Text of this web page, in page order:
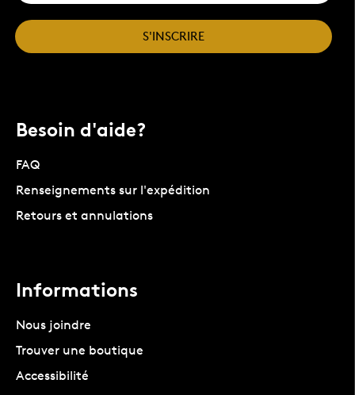
S'INSCRIRE
Besoin d'aide?
FAQ
Renseignements sur l'expédition
Retours et annulations
Informations
Nous joindre
Trouver une boutique
Accessibilité